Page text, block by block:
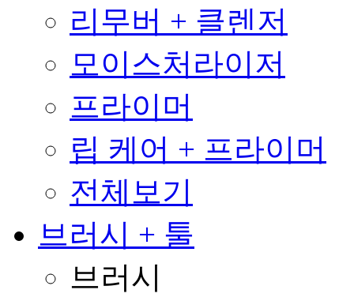
리무버 + 클렌저
모이스처라이저
프라이머
립 케어 + 프라이머
전체보기
브러시 + 툴
브러시